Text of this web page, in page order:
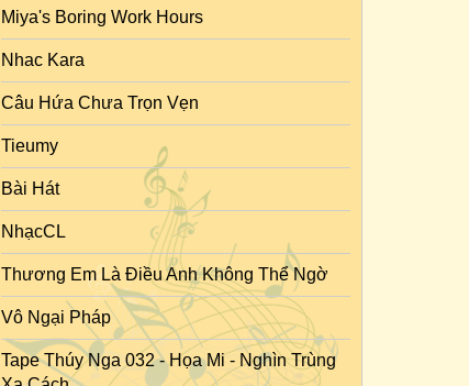
Miya's Boring Work Hours
Nhac Kara
Câu Hứa Chưa Trọn Vẹn
Tieumy
Bài Hát
NhạcCL
Thương Em Là Điều Anh Không Thể Ngờ
Vô Ngại Pháp
Tape Thúy Nga 032 - Họa Mi - Nghìn Trùng